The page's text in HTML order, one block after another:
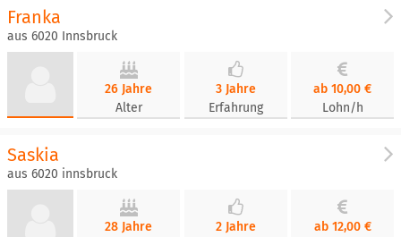
Franka
aus 6020 Innsbruck
26 Jahre
Alter
3 Jahre
Erfahrung
ab 10,00 €
Lohn/h
Saskia
aus 6020 innsbruck
28 Jahre
2 Jahre
ab 12,00 €